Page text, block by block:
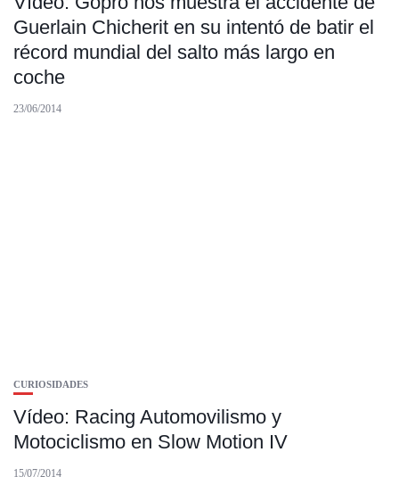
Guerlain Chicherit en su intentó de batir el
récord mundial del salto más largo en
coche
23/06/2014
CURIOSIDADES
Vídeo: Racing Automovilismo y
Motociclismo en Slow Motion IV
15/07/2014